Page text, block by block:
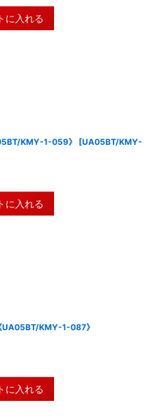
に入れる
KMY-1-059》 [UA05BT/KMY-
に入れる
UA05BT/KMY-1-087》
に入れる